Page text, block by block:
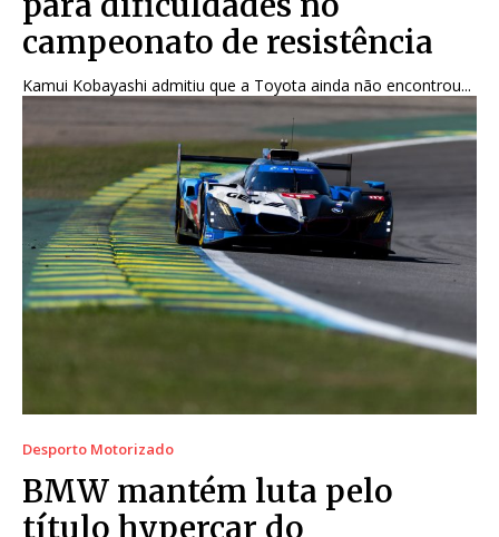
campeonato de resistência
Kamui Kobayashi admitiu que a Toyota ainda não encontrou...
Desporto Motorizado
BMW mantém luta pelo
título hypercar do